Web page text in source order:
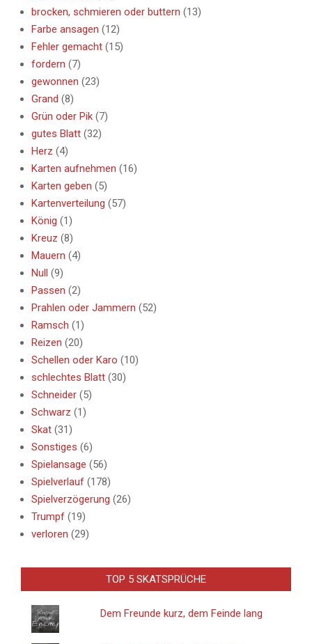
brocken, schmieren oder buttern (13)
Farbe ansagen (12)
Fehler gemacht (15)
fordern (7)
gewonnen (23)
Grand (8)
Grün oder Pik (7)
gutes Blatt (32)
Herz (4)
Karten aufnehmen (16)
Karten geben (5)
Kartenverteilung (57)
König (1)
Kreuz (8)
Mauern (4)
Null (9)
Passen (2)
Prahlen oder Jammern (52)
Ramsch (1)
Reizen (20)
Schellen oder Karo (10)
schlechtes Blatt (30)
Schneider (5)
Schwarz (1)
Skat (31)
Sonstiges (6)
Spielansage (56)
Spielverlauf (178)
Spielverzögerung (26)
Trumpf (19)
verloren (29)
TOP 5 SKATSPRÜCHE
Dem Freunde kurz, dem Feinde lang